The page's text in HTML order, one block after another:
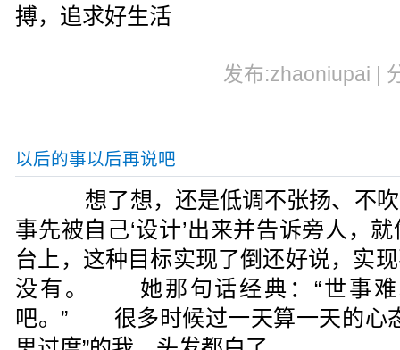
搏，追求好生活
发布:zhaoniupai |
以后的事以后再说吧
想了想，还是低调不张扬、不吹
事先被自己‘设计’出来并告诉旁人，
台上，这种目标实现了倒还好说，实
没有。 她那句话经典：“世事难
吧。” 很多时候过一天算一天的心